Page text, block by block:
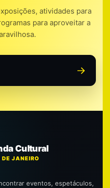
atividades para
para aproveitar a
Cultural
DE JANEIRO
eventos, espetáculos,